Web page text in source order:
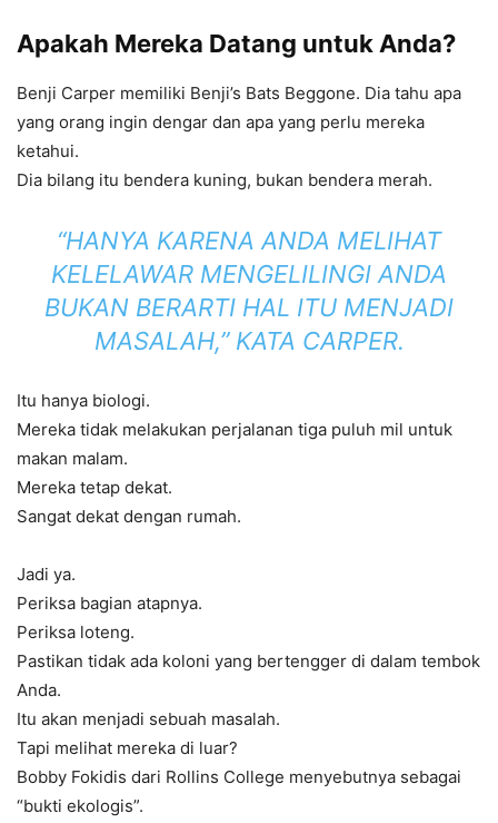
Apakah Mereka Datang untuk Anda?
Benji Carper memiliki Benji’s Bats Beggone. Dia tahu apa
yang orang ingin dengar dan apa yang perlu mereka
ketahui.
Dia bilang itu bendera kuning, bukan bendera merah.
“HANYA KARENA ANDA MELIHAT
KELELAWAR MENGELILINGI ANDA
BUKAN BERARTI HAL ITU MENJADI
MASALAH,” KATA CARPER.
Itu hanya biologi.
Mereka tidak melakukan perjalanan tiga puluh mil untuk
makan malam.
Mereka tetap dekat.
Sangat dekat dengan rumah.
Jadi ya.
Periksa bagian atapnya.
Periksa loteng.
Pastikan tidak ada koloni yang bertengger di dalam tembok
Anda.
Itu akan menjadi sebuah masalah.
Tapi melihat mereka di luar?
Bobby Fokidis dari Rollins College menyebutnya sebagai
“bukti ekologis”.